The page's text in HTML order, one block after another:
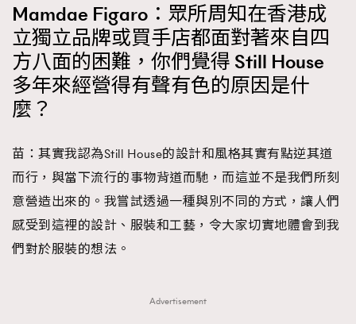
Mamdae Figaro：眾所周知在香港成
立獨立品牌或買手店都面對著來自四
方八面的困難，你們覺得 Still House
多年來經營得有聲有色的原因是什
麼？
苗：其實我認為Still House的設計和風格其實有點逆其道
而行，與當下流行的事物背道而馳，而這並不是我們所刻
意營造出來的。我嘗試透過一種與別不同的方式，讓人們
感受到這裡的設計、服裝和工藝，令大家切實地體會到我
們對於服裝的想法。
Advertisement